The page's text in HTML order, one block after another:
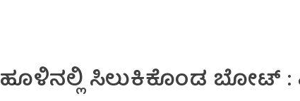
ಹೂಳಿನಲ್ಲಿ ಸಿಲುಕಿಕೊಂಡ ಬೋಟ್ :